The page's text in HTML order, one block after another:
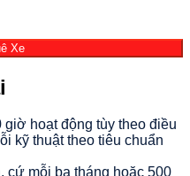
Xe
hoạt động tùy theo điều
kỹ thuật theo tiêu chuẩn
cứ mỗi ba tháng hoặc 500